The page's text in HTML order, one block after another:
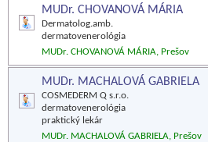
MUDr. CHOVANOVÁ MÁRIA
Dermatolog.amb.
dermatovenerológia
MUDr. CHOVANOVÁ MÁRIA, Prešov
MUDr. MACHALOVÁ GABRIELA
COSMEDERM Q s.r.o.
dermatovenerológia
praktický lekár
MUDr. MACHALOVÁ GABRIELA, Prešov